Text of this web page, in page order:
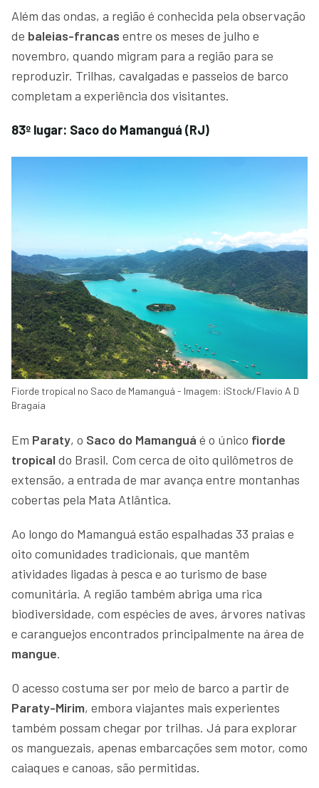
Além das ondas, a região é conhecida pela observação
de baleias-francas entre os meses de julho e
novembro, quando migram para a região para se
reproduzir. Trilhas, cavalgadas e passeios de barco
completam a experiência dos visitantes.
83º lugar: Saco do Mamanguá (RJ)
Fiorde tropical no Saco de Mamanguá - Imagem: iStock/Flavio A D
Bragaia
Em Paraty, o Saco do Mamanguá é o único fiorde
tropical do Brasil. Com cerca de oito quilômetros de
extensão, a entrada de mar avança entre montanhas
cobertas pela Mata Atlântica.
Ao longo do Mamanguá estão espalhadas 33 praias e
oito comunidades tradicionais, que mantêm
atividades ligadas à pesca e ao turismo de base
comunitária. A região também abriga uma rica
biodiversidade, com espécies de aves, árvores nativas
e caranguejos encontrados principalmente na área de
mangue.
O acesso costuma ser por meio de barco a partir de
Paraty-Mirim, embora viajantes mais experientes
também possam chegar por trilhas. Já para explorar
os manguezais, apenas embarcações sem motor, como
caiaques e canoas, são permitidas.